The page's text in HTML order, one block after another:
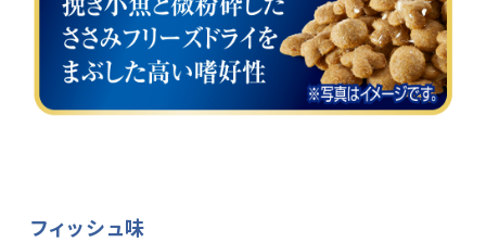
フィッシュ味